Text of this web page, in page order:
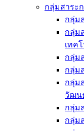
กลุ่มสาระ
กลุ่ม
กลุ่ม
เทค
กลุ่ม
กลุ่ม
กลุ่ม
วัฒน
กลุ่ม
กลุ่ม